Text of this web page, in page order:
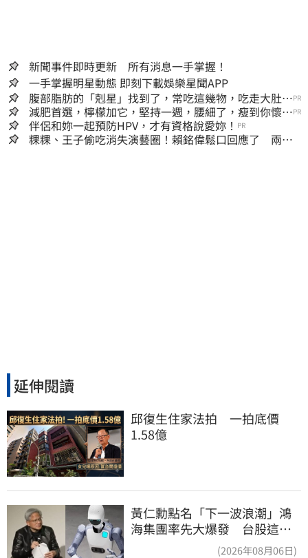
新聞事件即時更新 所有消息一手掌握！
一手掌握明星動態 即刻下載娛樂星聞APP
腹部脂肪的「剋星」找到了，常吃這幾物，吃走大肚
囊，瘦出小蠻腰
PR
減肥首選，檸檬加它，堅持一週，腰細了，瘦到你懷疑
人生
PR
伴侶和妳一起預防HPV，才有資格說愛妳！ PR
粿粿、王子偷吃消失演藝圈！賴銘偉鬆口回應了 兩人
延伸閱讀
邱復生住家法拍　一拍底價
1.58億
黃仁勳點名「下一波浪潮」鴻
海集團率先大爆發 台股這族
(2026年08月06日)